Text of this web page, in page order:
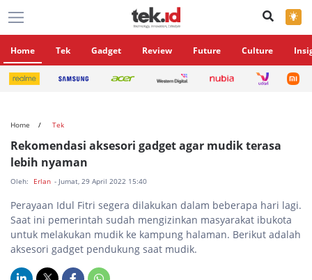
×
Home Tek Gadget Review Future Culture
Home Tek
Rekomendasi aksesori gadget agar mudik terasa
lebih nyaman
Oleh: Erlan - Jumat, 29 April 2022 15:40
Perayaan Idul Fitri segera dilakukan dalam beberapa hari lagi.
Saat ini pemerintah sudah mengizinkan masyarakat ibukota
untuk melakukan mudik ke kampung halaman. Berikut adalah
aksesori gadget pendukung saat mudik.